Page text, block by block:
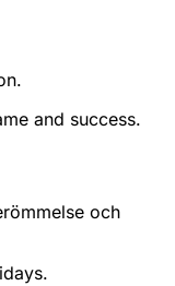
and success.
och